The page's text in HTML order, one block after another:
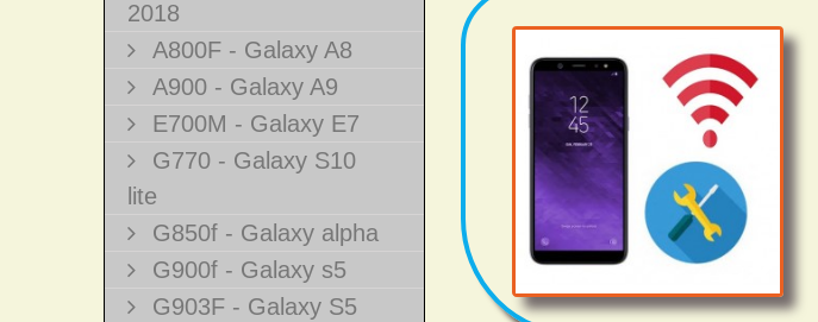
2018
A800F - Galaxy A8
A900 - Galaxy A9
E700M - Galaxy E7
G770 - Galaxy S10
lite
G850f - Galaxy alpha
G900f - Galaxy s5
G903F - Galaxy S5